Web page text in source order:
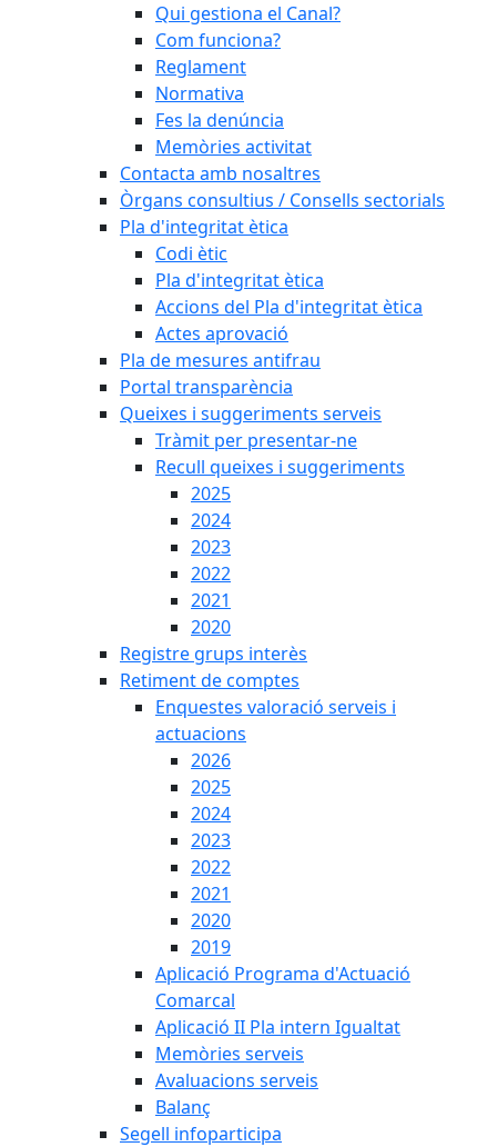
Qui gestiona el Canal?
Com funciona?
Reglament
Normativa
Fes la denúncia
Memòries activitat
Contacta amb nosaltres
Òrgans consultius / Consells sectorials
Pla d'integritat ètica
Codi ètic
Pla d'integritat ètica
Accions del Pla d'integritat ètica
Actes aprovació
Pla de mesures antifrau
Portal transparència
Queixes i suggeriments serveis
Tràmit per presentar-ne
Recull queixes i suggeriments
2025
2024
2023
2022
2021
2020
Registre grups interès
Retiment de comptes
Enquestes valoració serveis i
actuacions
2026
2025
2024
2023
2022
2021
2020
2019
Aplicació Programa d'Actuació
Comarcal
Aplicació II Pla intern Igualtat
Memòries serveis
Avaluacions serveis
Balanç
Segell infoparticipa